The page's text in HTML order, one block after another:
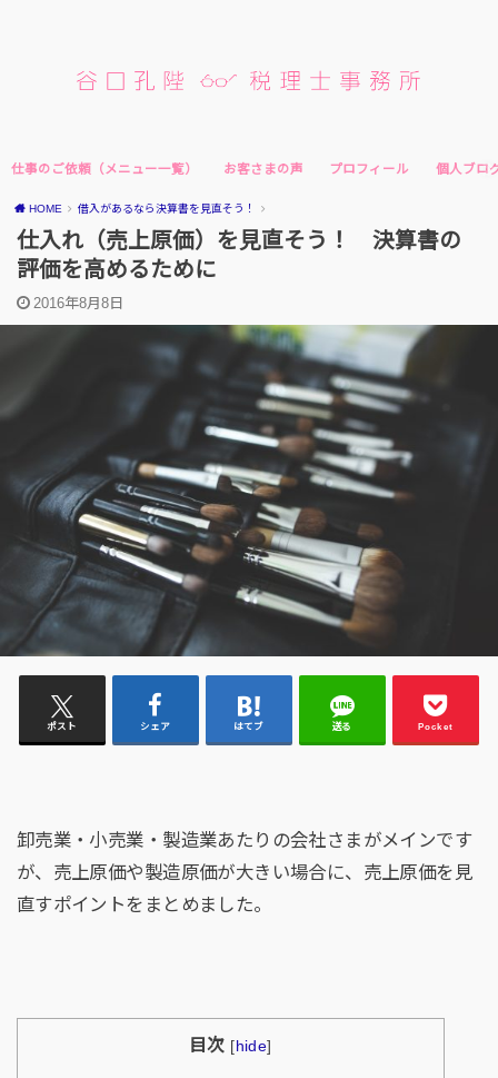
仕事のご依頼（メニュー一覧） お客さまの声 プロフィール 個人ブロ
HOME 借入があるなら決算書を見直そう！
仕入れ（売上原価）を見直そう！ 決算書の
評価を高めるために
2016年8月8日
ポスト シェア はてブ 送る Pocket
卸売業・小売業・製造業あたりの会社さまがメインです
が、売上原価や製造原価が大きい場合に、売上原価を見
直すポイントをまとめました。
目次 [hide]